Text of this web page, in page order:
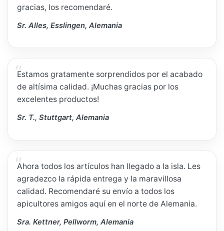
gracias, los recomendaré.
Sr. Alles, Esslingen, Alemania
Estamos gratamente sorprendidos por el acabado
de altísima calidad. ¡Muchas gracias por los
excelentes productos!
Sr. T., Stuttgart, Alemania
Ahora todos los artículos han llegado a la isla. Les
agradezco la rápida entrega y la maravillosa
calidad. Recomendaré su envío a todos los
apicultores amigos aquí en el norte de Alemania.
Sra. Kettner, Pellworm, Alemania